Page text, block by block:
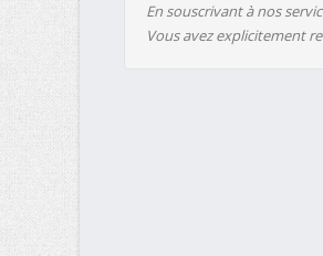
En souscrivant à nos
Vous avez explicitement